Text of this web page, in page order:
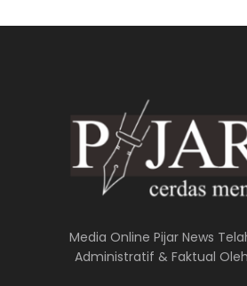
Media Online Pijar News
Administratif & Faktual Oleh